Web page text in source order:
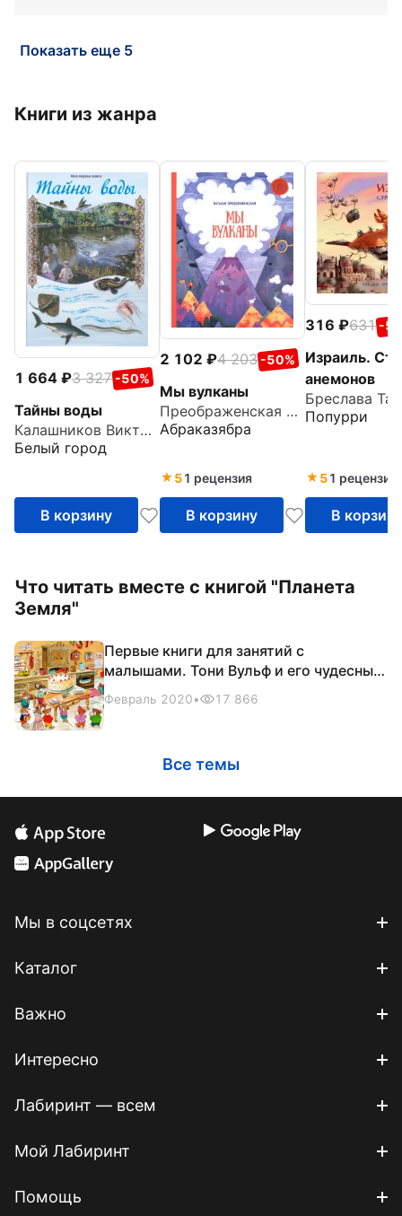
Показать еще 5
Книги из жанра
1 664 3 327 -50%
Тайны воды
Калашников Виктор Иванович
Белый город
В корзину
2 102 4 203 -50%
Мы вулканы
Преображенская Наталья Викторовна
Абраказябра
51 рецензия
В корзину
316 631 -
Израиль.
анемонов
Бреслава
Попурри
51 рецензия
В корзину
Что читать вместе с книгой "Планета
Земля"
Первые книги для занятий с
малышами. Тони Вульф и его чудесные
Февраль 2020• 17 866
Все темы
Мы в соцсетях
Каталог
Важно
Интересно
Лабиринт — всем
Мой Лабиринт
Помощь